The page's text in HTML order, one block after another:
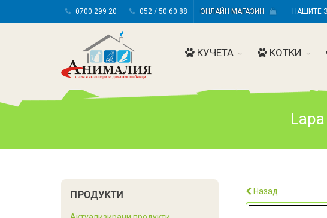
0700 299 20 052 / 50 60 88 ОНЛАЙН МАГАЗИН НАШИТЕ
КУЧЕТА КОТКИ
Назад
ПРОДУКТИ